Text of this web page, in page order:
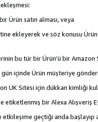
Ürün satın alması, veya
ekleyerek ve söz konusu
bu tür bir Ürün’ü bir Amazon
içinde Ürün müşteriye
UK Sitesi için dükkan kimliği
etiketlenmiş bir Alexa Alışveriş
etkileşime geçtiği anda